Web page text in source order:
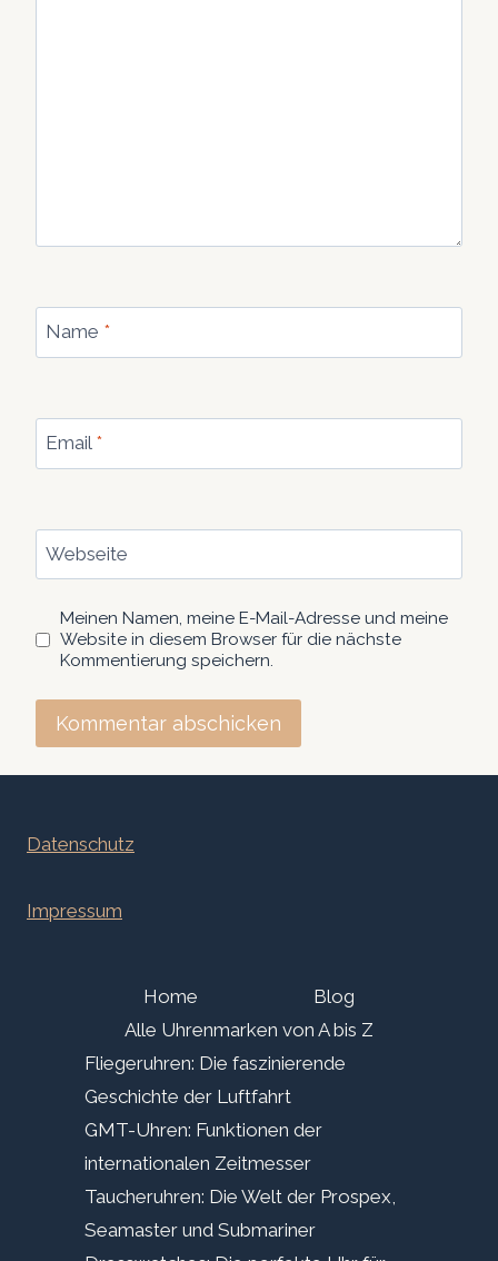
Name *
Email *
Webseite
Meinen Namen, meine E-Mail-Adresse und meine
Website in diesem Browser für die nächste
Kommentierung speichern.
Datenschutz
Impressum
Home
Blog
Alle Uhrenmarken von A bis Z
Fliegeruhren: Die faszinierende
Geschichte der Luftfahrt
GMT-Uhren: Funktionen der
internationalen Zeitmesser
Taucheruhren: Die Welt der Prospex,
Seamaster und Submariner